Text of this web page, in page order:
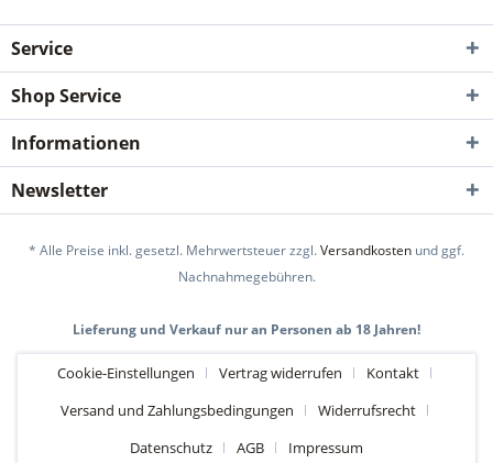
Service
Shop Service
Informationen
Newsletter
* Alle Preise inkl. gesetzl. Mehrwertsteuer zzgl.Versandkosten und ggf.
Nachnahmegebühren.
Lieferung und Verkauf nur an Personen ab 18 Jahren!
Cookie-Einstellungen Vertrag widerrufen
Kontakt
Versand und Zahlungsbedingungen
Widerrufsrecht
Datenschutz
AGB Impressum